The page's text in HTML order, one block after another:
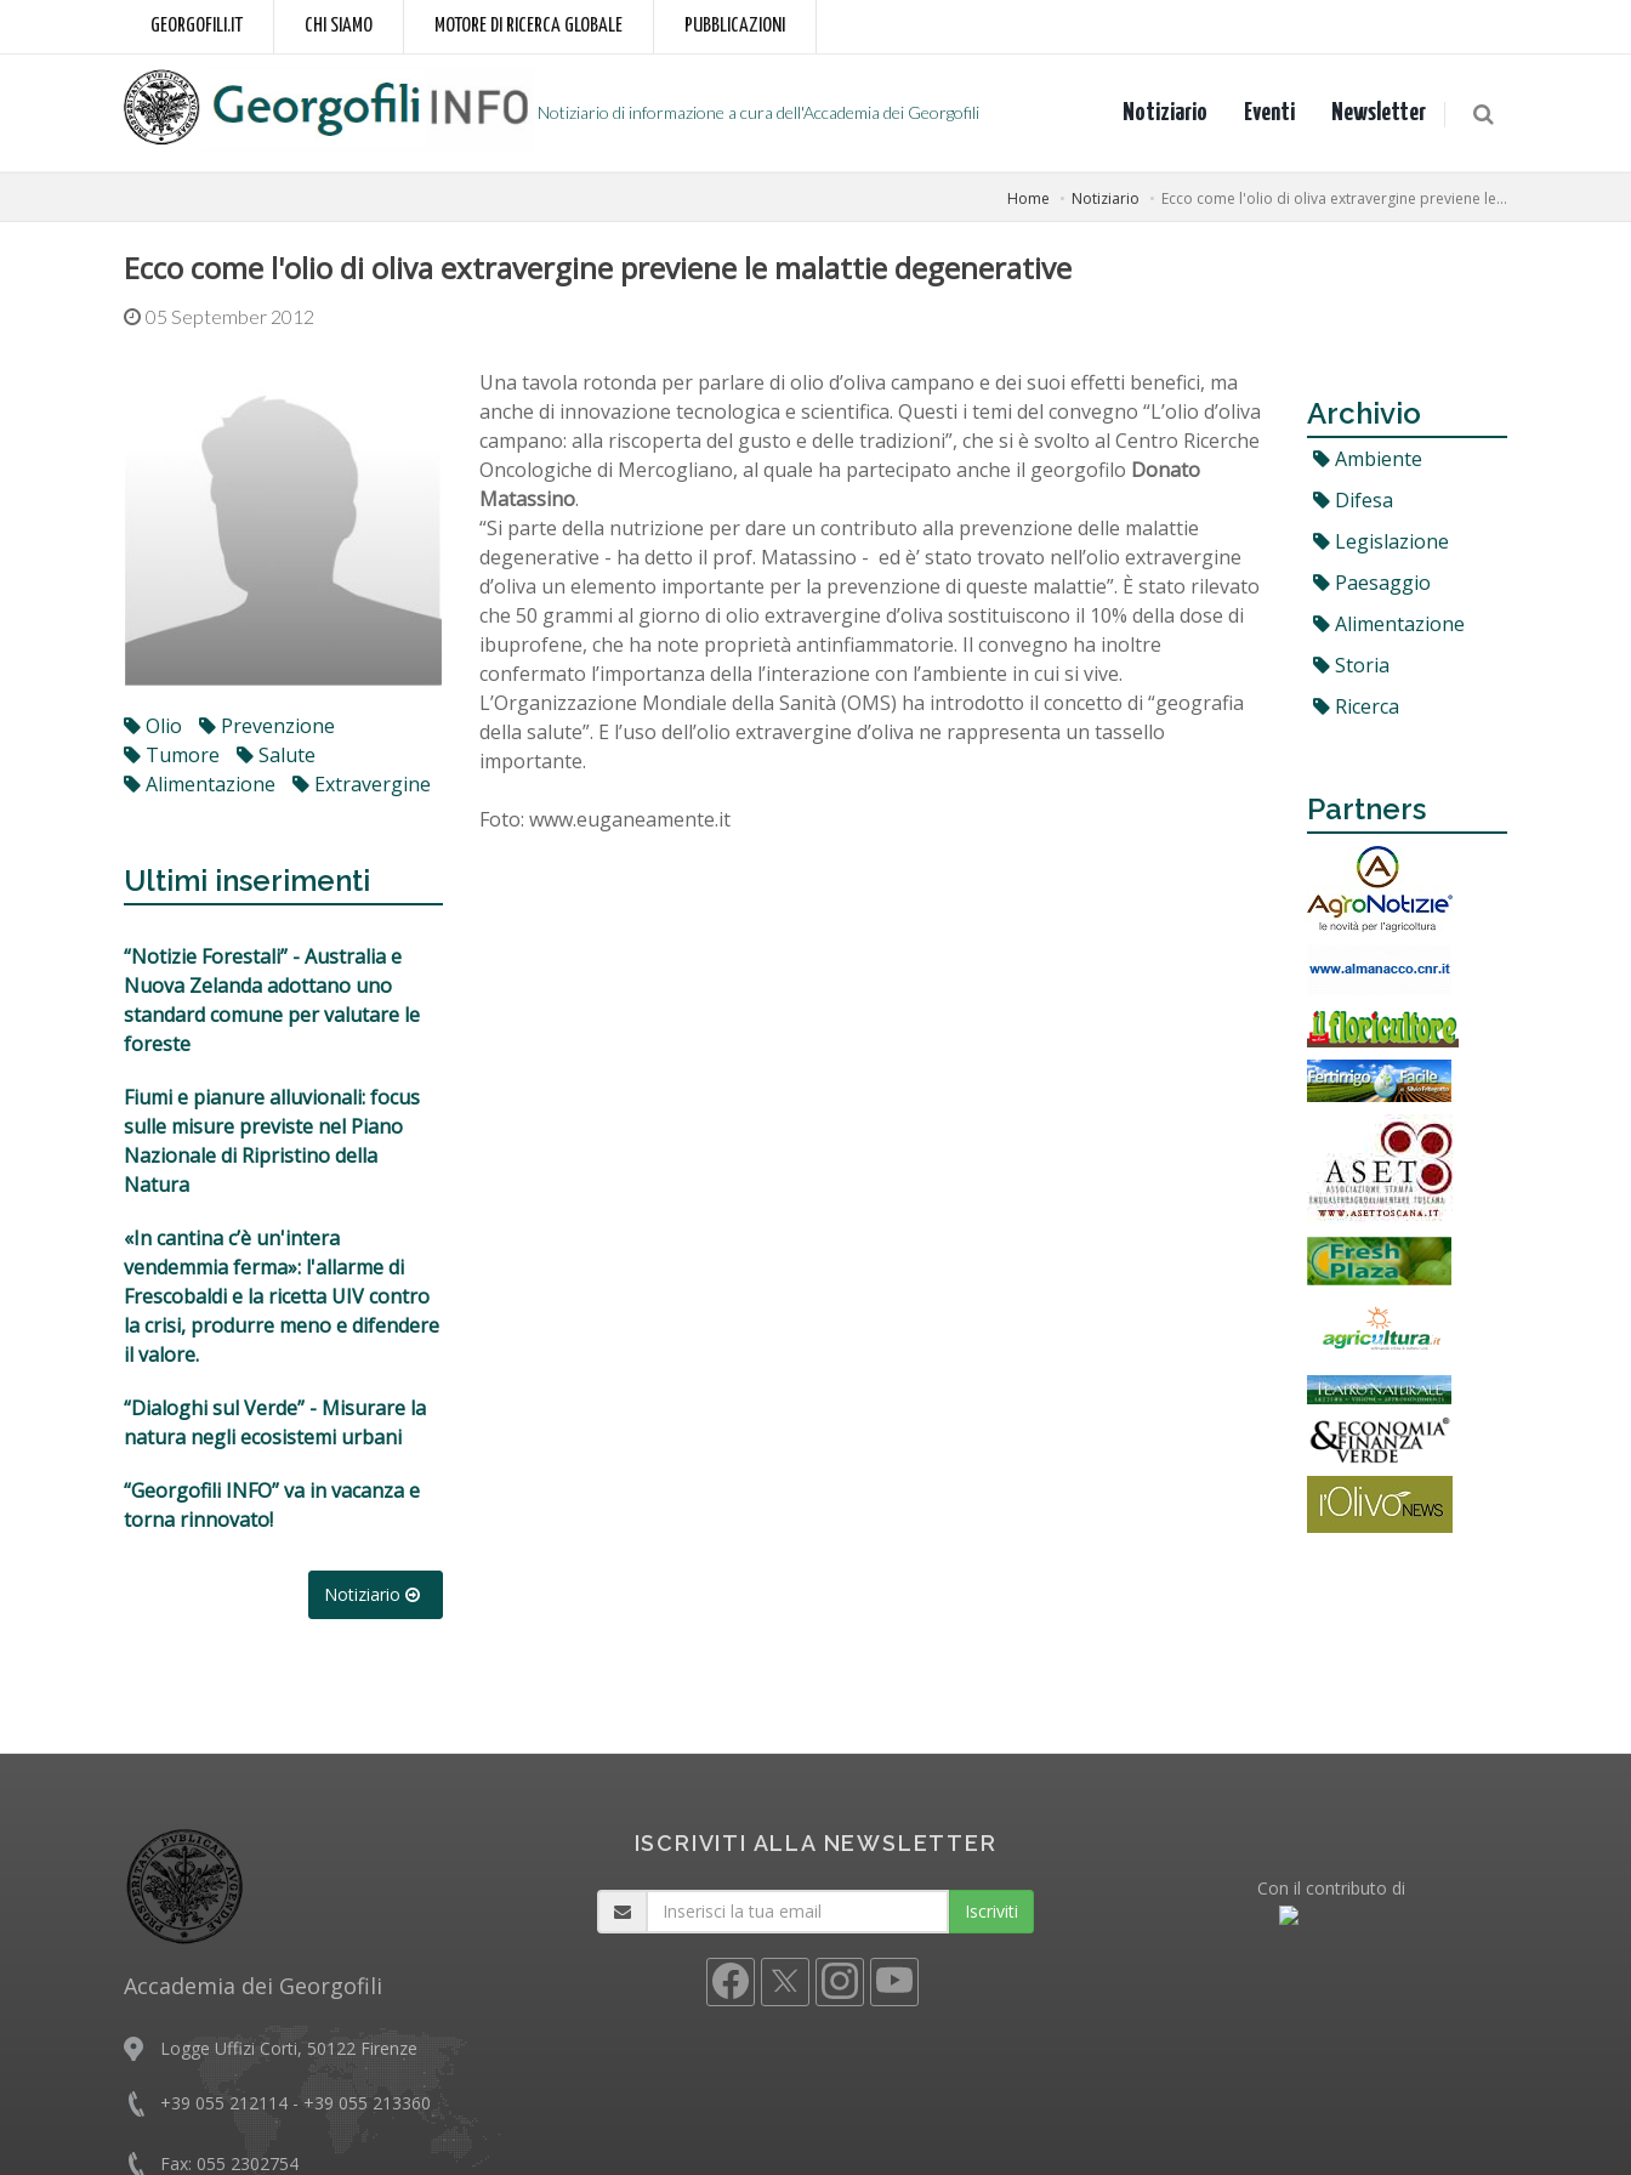
GEORGOFILI.IT CHI SIAMO MOTORE DI RICERCA GLOBALE PUBBLICAZIONI
Notiziario di informazione a cura dell'Accademia dei Georgofili Notiziario Eventi Newsletter
Home Notiziario Ecco come l'olio di oliva extravergine previene le...
Ecco come l'olio di oliva extravergine previene le malattie degenerative
05 September 2012
Olio
Prevenzione
Tumore
Salute
Alimentazione
Extravergine
Ultimi inserimenti
“Notizie Forestali” - Australia e
Nuova Zelanda adottano uno
standard comune per valutare le
foreste
Fiumi e pianure alluvionali: focus
sulle misure previste nel Piano
Nazionale di Ripristino della
Natura
«In cantina c’è un'intera
vendemmia ferma»: l'allarme di
Frescobaldi e la ricetta UIV contro
la crisi, produrre meno e difendere
il valore.
“Dialoghi sul Verde” - Misurare la
natura negli ecosistemi urbani
“Georgofili INFO” va in vacanza e
torna rinnovato!
Notiziario
Una tavola rotonda per parlare di olio d’oliva campano e dei suoi effetti benefici, ma
anche di innovazione tecnologica e scientifica. Questi i temi del convegno “L’olio d’oliva
campano: alla riscoperta del gusto e delle tradizioni”, che si è svolto al Centro Ricerche
Oncologiche di Mercogliano, al quale ha partecipato anche il georgofilo Donato
Matassino.
“Si parte della nutrizione per dare un contributo alla prevenzione delle malattie
degenerative - ha detto il prof. Matassino - ed è’ stato trovato nell’olio extravergine
d’oliva un elemento importante per la prevenzione di queste malattie”. È stato rilevato
che 50 grammi al giorno di olio extravergine d’oliva sostituiscono il 10% della dose di
ibuprofene, che ha note proprietà antinfiammatorie. Il convegno ha inoltre
confermato l’importanza della l’interazione con l’ambiente in cui si vive.
L’Organizzazione Mondiale della Sanità (OMS) ha introdotto il concetto di “geografia
della salute”. E l’uso dell’olio extravergine d’oliva ne rappresenta un tassello
importante.
Foto: www.euganeamente.it
Archivio
Ambiente
Difesa
Legislazione
Paesaggio
Alimentazione
Storia
Ricerca
Partners
Accademia dei Georgofili
Logge Uffizi Corti, 50122 Firenze
+39 055 212114 - +39 055 213360
Fax: 055 2302754
ISCRIVITI ALLA NEWSLETTER
Iscriviti
Con il contributo di